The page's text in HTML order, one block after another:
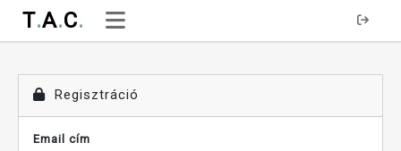
T.A.C.
Regisztráció
Email cím